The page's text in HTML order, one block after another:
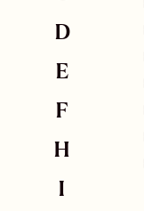
D
E
F
H
I